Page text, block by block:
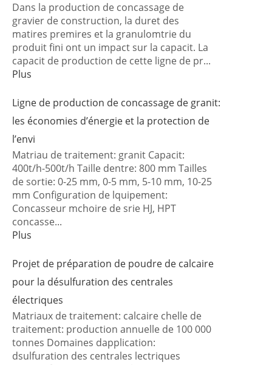
Dans la production de concassage de
gravier de construction, la duret des
matires premires et la granulomtrie du
produit fini ont un impact sur la capacit. La
capacit de production de cette ligne de pr...
Plus
Ligne de production de concassage de granit:
les économies d’énergie et la protection de
l’envi
Matriau de traitement: granit Capacit:
400t/h-500t/h Taille dentre: 800 mm Tailles
de sortie: 0-25 mm, 0-5 mm, 5-10 mm, 10-25
mm Configuration de lquipement:
Concasseur mchoire de srie HJ, HPT
concasse...
Plus
Projet de préparation de poudre de calcaire
pour la désulfuration des centrales
électriques
Matriaux de traitement: calcaire chelle de
traitement: production annuelle de 100 000
tonnes Domaines dapplication:
dsulfuration des centrales lectriques